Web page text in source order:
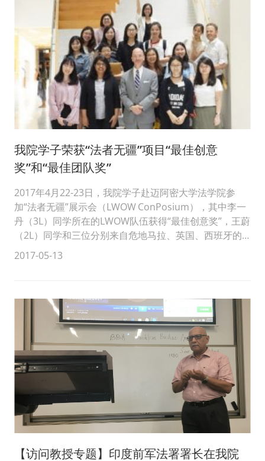
我院学子荣获“法者无疆”项目“最佳创意
奖”和“最佳团队奖”
2017年4月22-23日，我院学子赴迈阿密大学法学院参
加“法者无疆”展示会（LWOW ConPosium），其中李一
丹（3L）同学所在的LWOW队伍获得“最佳创意奖”，王蔚
（2L）同学和三位分别来自危地马拉、英国、西班牙的
队友组成...
2017-05-13
【访问教授专题】印度前军法署署长在我院